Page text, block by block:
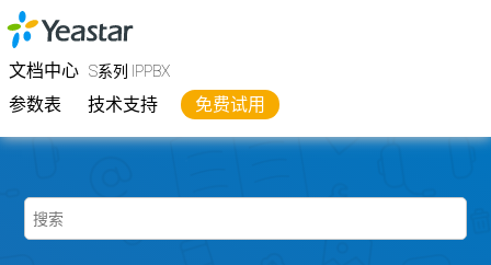
跳转到主要内容
文档中心 S系列 IPPBX
参数表 技术支持 免费试用
YeastarS系列 IPPBX